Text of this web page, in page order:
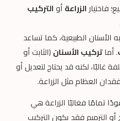
فاختيارالزراعة أوالتركيب
الأسنان الطبيعية، كما تساعد
. أماتركيب الأسنان (الثابت أو
غالبًا، لكنه قد يحتاج لتعديل أو
العظام مثل الزراعة.
تمامًا فغالبًا الزراعة هي
أو الترميم فقد يكون التركيب